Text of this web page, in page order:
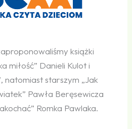
książki
miłość” Danieli Kulot i
natomiast starszym „Jak
Pawła Beręsewicza
Romka Pawlaka.